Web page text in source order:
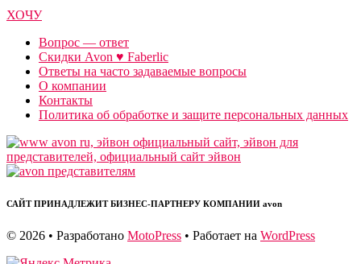
ХОЧУ
Вопрос — ответ
Скидки Avon ♥ Faberlic
Ответы на часто задаваемые вопросы
О компании
Контакты
Политика об обработке и защите персональных данных
САЙТ ПРИНАДЛЕЖИТ БИЗНЕС-ПАРТНЕРУ КОМПАНИИ avon
© 2026 • Разработано MotoPress • Работает на WordPress